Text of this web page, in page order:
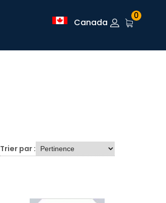
Canada
0
Trier par :